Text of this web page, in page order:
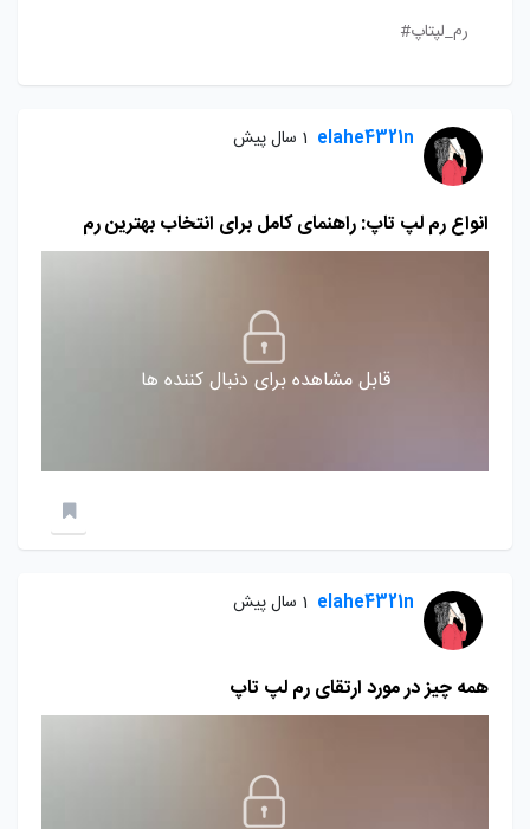
رم_لپتاپ#
elahe4321n 1 سال پیش
انواع رم لپ تاپ: راهنمای کامل برای انتخاب بهترین رم
قابل مشاهده برای دنبال کننده ها
elahe4321n 1 سال پیش
همه چیز در مورد ارتقای رم لپ تاپ